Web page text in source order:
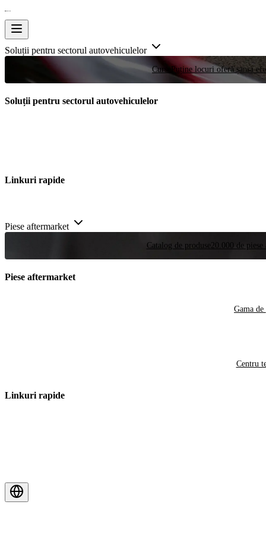
Soluții pentru sectorul autovehiculelor
Curse Puține locuri oferă șansa
Soluții pentru sectorul autovehiculelor
Linkuri rapide
Piese aftermarket
Catalog de produse 20.000 de
Piese aftermarket
Gama de
Centru
Linkuri rapide